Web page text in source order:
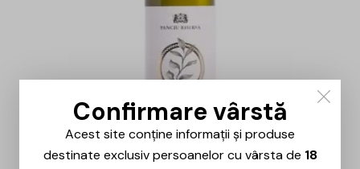
Confirmare vârstă
Acest site conține informații și produse
destinate exclusiv persoanelor cu vârsta de 18